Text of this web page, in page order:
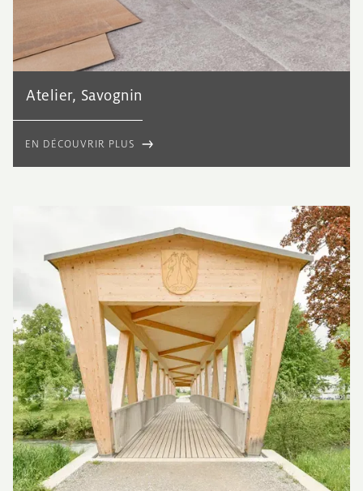
Atelier, Savognin
EN DÉCOUVRIR PLUS